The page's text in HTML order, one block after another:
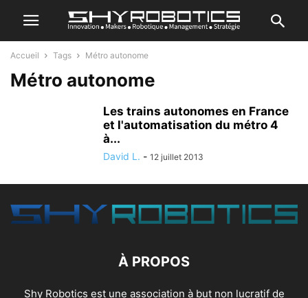
Accueil Tags Métro autonome
Métro autonome
Les trains autonomes en France
et l'automatisation du métro 4
à...
David L. - 12 juillet 2013
À PROPOS
Shy Robotics est une association à but non lucratif de